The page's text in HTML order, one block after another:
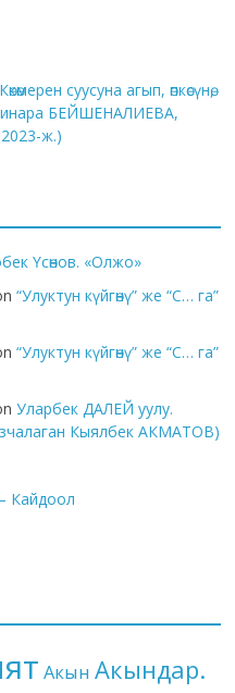
суусуна агып, өпкөсүнө,
(Динара БЕЙШЕНАЛИЕВА,
ж.)
Үсөнов. «Олжо»
“Улуктун күйгөнү” же “С… га”
“Улуктун күйгөнү” же “С… га”
Уларбек ДАЛЕЙ уулу.
Кыялбек АКМАТОВ)
Кайдоол
Акын Акындар.